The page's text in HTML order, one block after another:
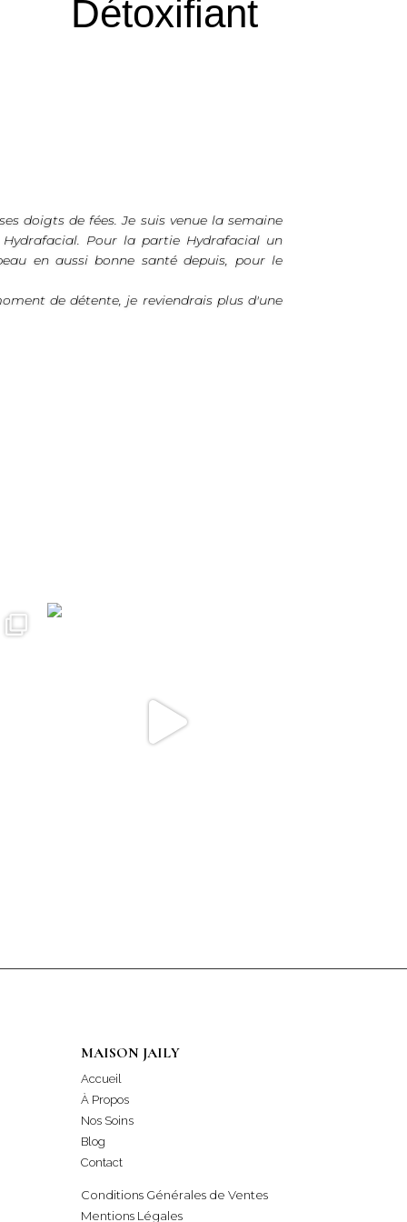
Détoxifiant
doigts de fées.Je suis venue la semaine
Pour la partie Hydrafacial un
en aussi bonne santé depuis, pour le
de détente, je reviendrais plus d'une
MAISON JAILY
Accueil
À Propos
Nos Soins
Blog
Contact
Conditions Générales de Ventes
Mentions Légales